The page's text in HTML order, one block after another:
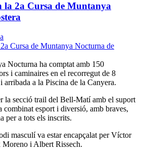
la 2a Cursa de Muntanya
Nocturna ha comptat amb 150
i caminaires en el recorregut de 8
arribada a la Piscina de la Canyera.
la secció trail del Bell-Matí amb el suport
combinat esport i diversió, amb braves,
per a tots els inscrits.
masculí va estar encapçalat per Víctor
Moreno i Albert Rissech.